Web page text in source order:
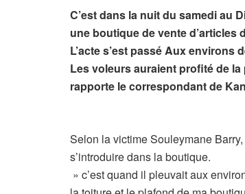
C’est dans la nuit du samedi au
une boutique de vente
L’acte s’est passé Aux environs
Les voleurs auraient profité de
rapporte le correspondant de
Selon la victime Souleymane
s’introduire dans la boutique.
» c’est quand il pleuvait aux